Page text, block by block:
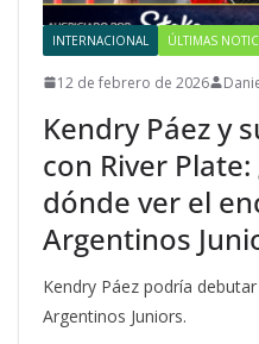
INTERNACIONAL ÚLTIMAS
12 de febrero de 2026
Kendry Páez y
con River
dónde ver el
Argentinos
Kendry Páez podría
Argentinos Juniors.